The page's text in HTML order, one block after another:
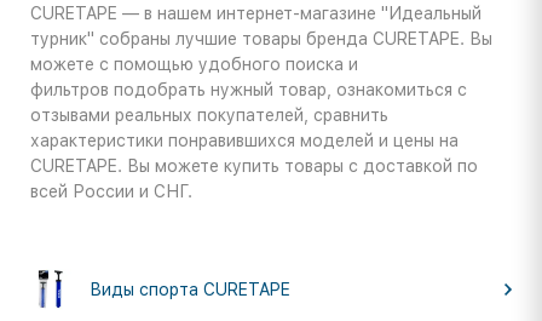
CURETAPE — в нашем интернет-магазине "Идеальный
турник" собраны лучшие товары бренда CURETAPE. Вы
можете с помощью удобного поиска и
фильтров подобрать нужный товар, ознакомиться с
отзывами реальных покупателей, сравнить
характеристики понравившихся моделей и цены на
CURETAPE. Вы можете купить товары с доставкой по
всей России и СНГ.
Виды спорта CURETAPE